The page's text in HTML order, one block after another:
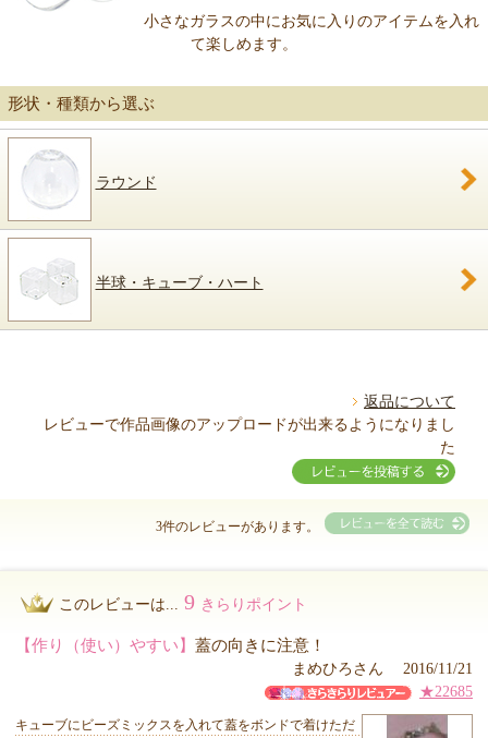
小さなガラスの中にお気に入りのアイテムを入れ
て楽しめます。
形状・種類から選ぶ
ラウンド
半球・キューブ・ハート
返品について
レビューで作品画像のアップロードが出来るようになりまし
た
3件のレビューがあります。
このレビューは... 9 きらりポイント
【作り（使い）やすい】 蓋の向きに注意！
まめひろさん 2016/11/21
★22685
キューブにビーズミックスを入れて蓋をボンドで着けただ